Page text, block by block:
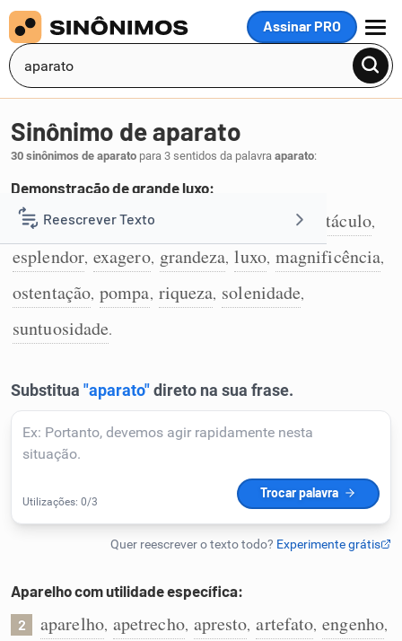
Assinar PRO
MENU
Reescrever Texto
Resumir Texto
Corrigir Texto
Humanizador de IA
Cata-letras
Caça-palavras
Sinônimo de aparato
30 sinônimos de aparato para 3 sentidos da palavra aparato:
Demonstração de grande luxo:
1 espavento, alarde espectáculo,
esplendor, exagero, grandeza, luxo, magnificência,
ostentação, pompa, riqueza, solenidade,
suntuosidade.
Aparelho com utilidade específica:
2 aparelho, apetrecho, apresto, artefato, engenho,